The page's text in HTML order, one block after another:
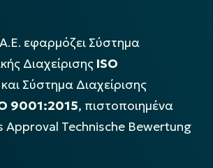
εφαρμόζει Σύστημα
Διαχείρισης ISO
Σύστημα Διαχείρισης
9001:2015, πιστοποιημένα
Approval Technische Bewertung